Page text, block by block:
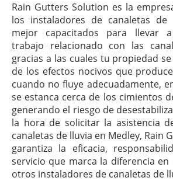
Rain Gutters Solution es la
los instaladores de canaletas de
mejor capacitados para llevar
trabajo relacionado con las
gracias a las cuales tu propiedad
de los efectos nocivos que
cuando no fluye adecuadamente,
se estanca cerca de los cimientos
generando el riesgo de
la hora de solicitar la asistencia
canaletas de lluvia en Medley, Rain
garantiza la eficacia,
servicio que marca la diferencia
otros instaladores de canaletas de